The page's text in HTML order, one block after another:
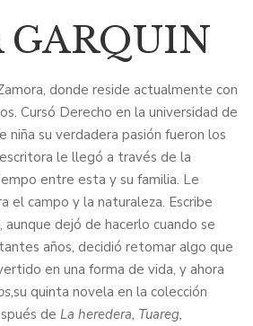
GARQUIN
donde reside actualmente con
Cursó Derecho en la universidad de
niña su verdadera pasión fueron los
le llegó a través de la
entre esta y su familia. Le
el campo y la naturaleza. Escribe
aunque dejó de hacerlo cuando se
años, decidió retomar algo que
en una forma de vida, y ahora
su quinta novela en la colección
de La heredera, Tuareg,